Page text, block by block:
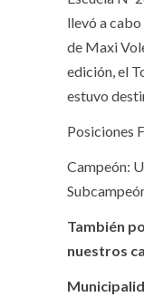
llevó a
de Maxi
edición, el
estuvo
Posiciones
Campeón:
También
nuestros